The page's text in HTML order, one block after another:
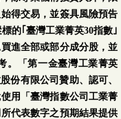
得交易，並簽具風險預告
的｢臺灣工業菁英30指數｣
進全部或部分成分股，並
。「第一金臺灣工業菁英
份有限公司贊助、認可、
用「臺灣指數公司工業菁
代表數字之預期結果提供